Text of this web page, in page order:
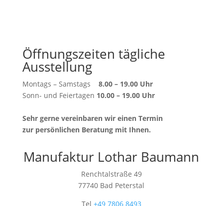
Öffnungszeiten tägliche
Ausstellung
Montags – Samstags 8.00 – 19.00 Uhr
Sonn- und Feiertagen 10.00 – 19.00 Uhr
Sehr gerne vereinbaren wir einen Termin
zur persönlichen Beratung mit Ihnen.
Manufaktur Lothar Baumann
Renchtalstraße 49
77740 Bad Peterstal
Tel +49 7806 8493